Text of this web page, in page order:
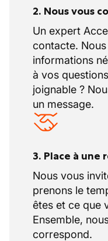
2. Nous vous
Un expert
contacte.
informations
à vos
joignable ?
un message.
3. Place à une
Nous vous
prenons le
êtes et ce que
Ensemble,
correspond.